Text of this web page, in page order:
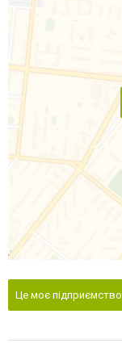
Це моє підприємство